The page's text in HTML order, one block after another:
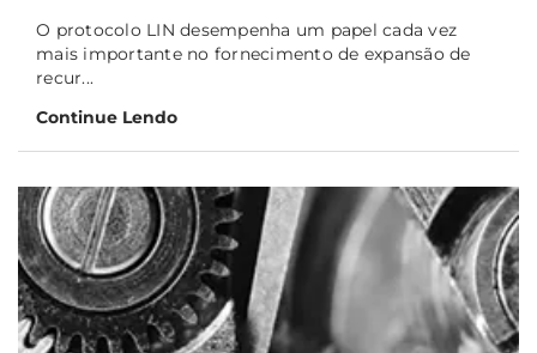
O protocolo LIN desempenha um papel cada vez
mais importante no fornecimento de expansão de
recur...
Continue Lendo